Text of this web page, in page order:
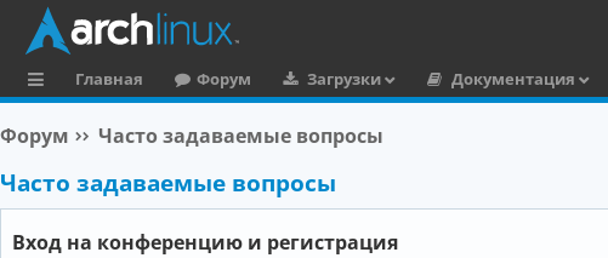
ы
л
Главная Форум Загрузки
Документация
Форум Часто задаваемые вопросы
Часто задаваемые вопросы
Вход на конференцию и регистрация